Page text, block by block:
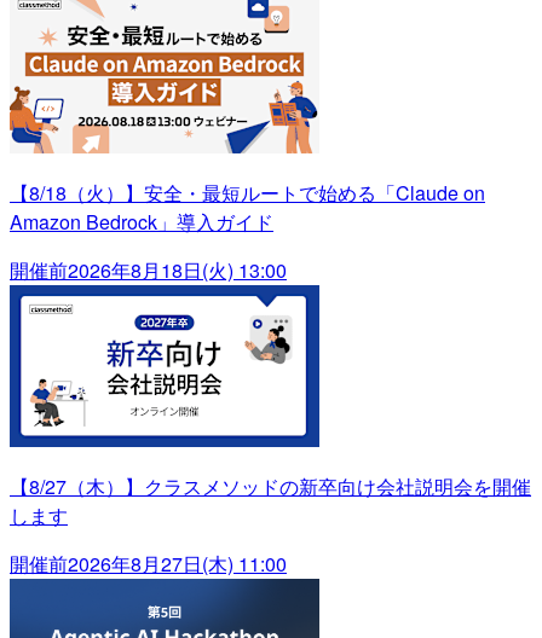
【8/18（火）】安全・最短ルートで始める「Claude on
Amazon Bedrock」導入ガイド
開催前2026年8月18日(火) 13:00
【8/27（木）】クラスメソッドの新卒向け会社説明会を開催
します
開催前2026年8月27日(木) 11:00